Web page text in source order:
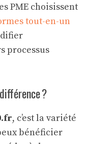
PME choisissent
tout-en-un
processus
?
, c’est la variété
bénéficier